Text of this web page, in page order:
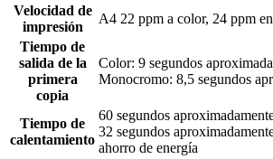
Velocidad de
impresión
A4 22 ppm a color, 24 ppm
Tiempo de
salida de la
primera
copia
Color: 9 segundos
Monocromo: 8,5 segundos
Tiempo de
calentamiento
60 segundos
32 segundos
ahorro de energía